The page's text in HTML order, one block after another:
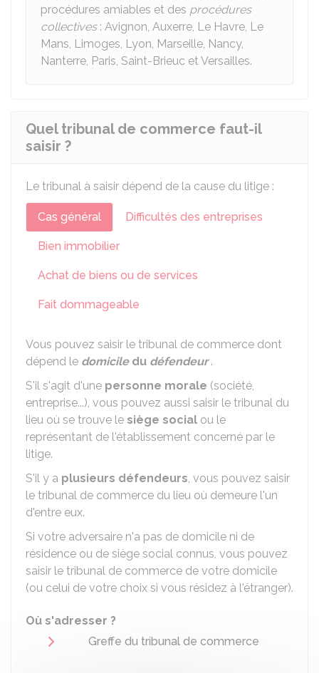
procédures amiables et des procédures
collectives: Avignon, Auxerre, Le Havre, Le
Mans, Limoges, Lyon, Marseille, Nancy,
Nanterre, Paris, Saint-Brieuc et Versailles.
Quel tribunal de commerce faut-il
saisir ?
Le tribunal à saisir dépend de la cause du litige :
Cas général Difficultés des entreprises
Bien immobilier
Achat de biens ou de services
Fait dommageable
Vous pouvez saisir le tribunal de commerce dont
dépend le domiciledu défendeur .
S'il s'agit d'une personne morale (société,
entreprise...), vous pouvez aussi saisir le tribunal du
lieu où se trouve le siège social ou le
représentant de l'établissement concerné par le
litige.
S'il y a plusieurs défendeurs, vous pouvez saisir
le tribunal de commerce du lieu où demeure l'un
d'entre eux.
Si votre adversaire n'a pas de domicile ni de
résidence ou de siège social connus, vous pouvez
saisir le tribunal de commerce de votre domicile
(ou celui de votre choix si vous résidez à l'étranger).
Où s'adresser ?
Greffe du tribunal de commerce